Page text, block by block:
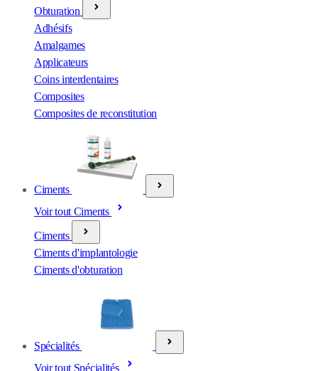
Obturation
Adhésifs
Amalgames
Applicateurs
Coins interdentaires
Composites
Composites de reconstitution
Ciments
Voir tout Ciments
Ciments
Ciments d'implantologie
Ciments d'obturation
Spécialités
Voir tout Spécialités